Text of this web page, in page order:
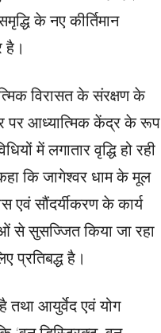
के नए कीर्तिमान
है।
विरासत के संरक्षण के
पर आध्यात्मिक केंद्र के रूप
में लगातार वृद्धि हो रही
कि जागेश्वर धाम के मूल
एवं सौंदर्यीकरण के कार्य
से सुसज्जित किया जा रहा
प्रतिबद्ध है।
तथा आयुर्वेद एवं योग